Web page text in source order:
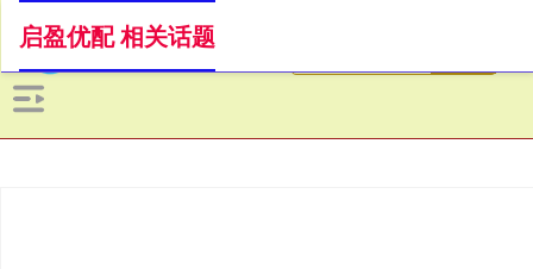
启盈优配 相关话题